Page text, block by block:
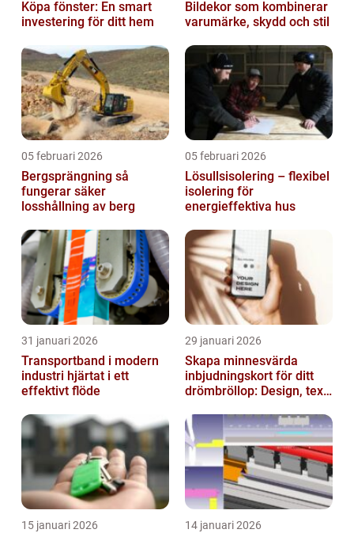
Köpa fönster: En smart
investering för ditt hem
Bildekor som kombinerar
varumärke, skydd och stil
05 februari 2026
Bergsprängning så
fungerar säker
losshållning av berg
05 februari 2026
Lösullsisolering – flexibel
isolering för
energieffektiva hus
31 januari 2026
Transportband i modern
industri hjärtat i ett
effektivt flöde
29 januari 2026
Skapa minnesvärda
inbjudningskort för ditt
drömbröllop: Design, text
15 januari 2026 14 januari 2026